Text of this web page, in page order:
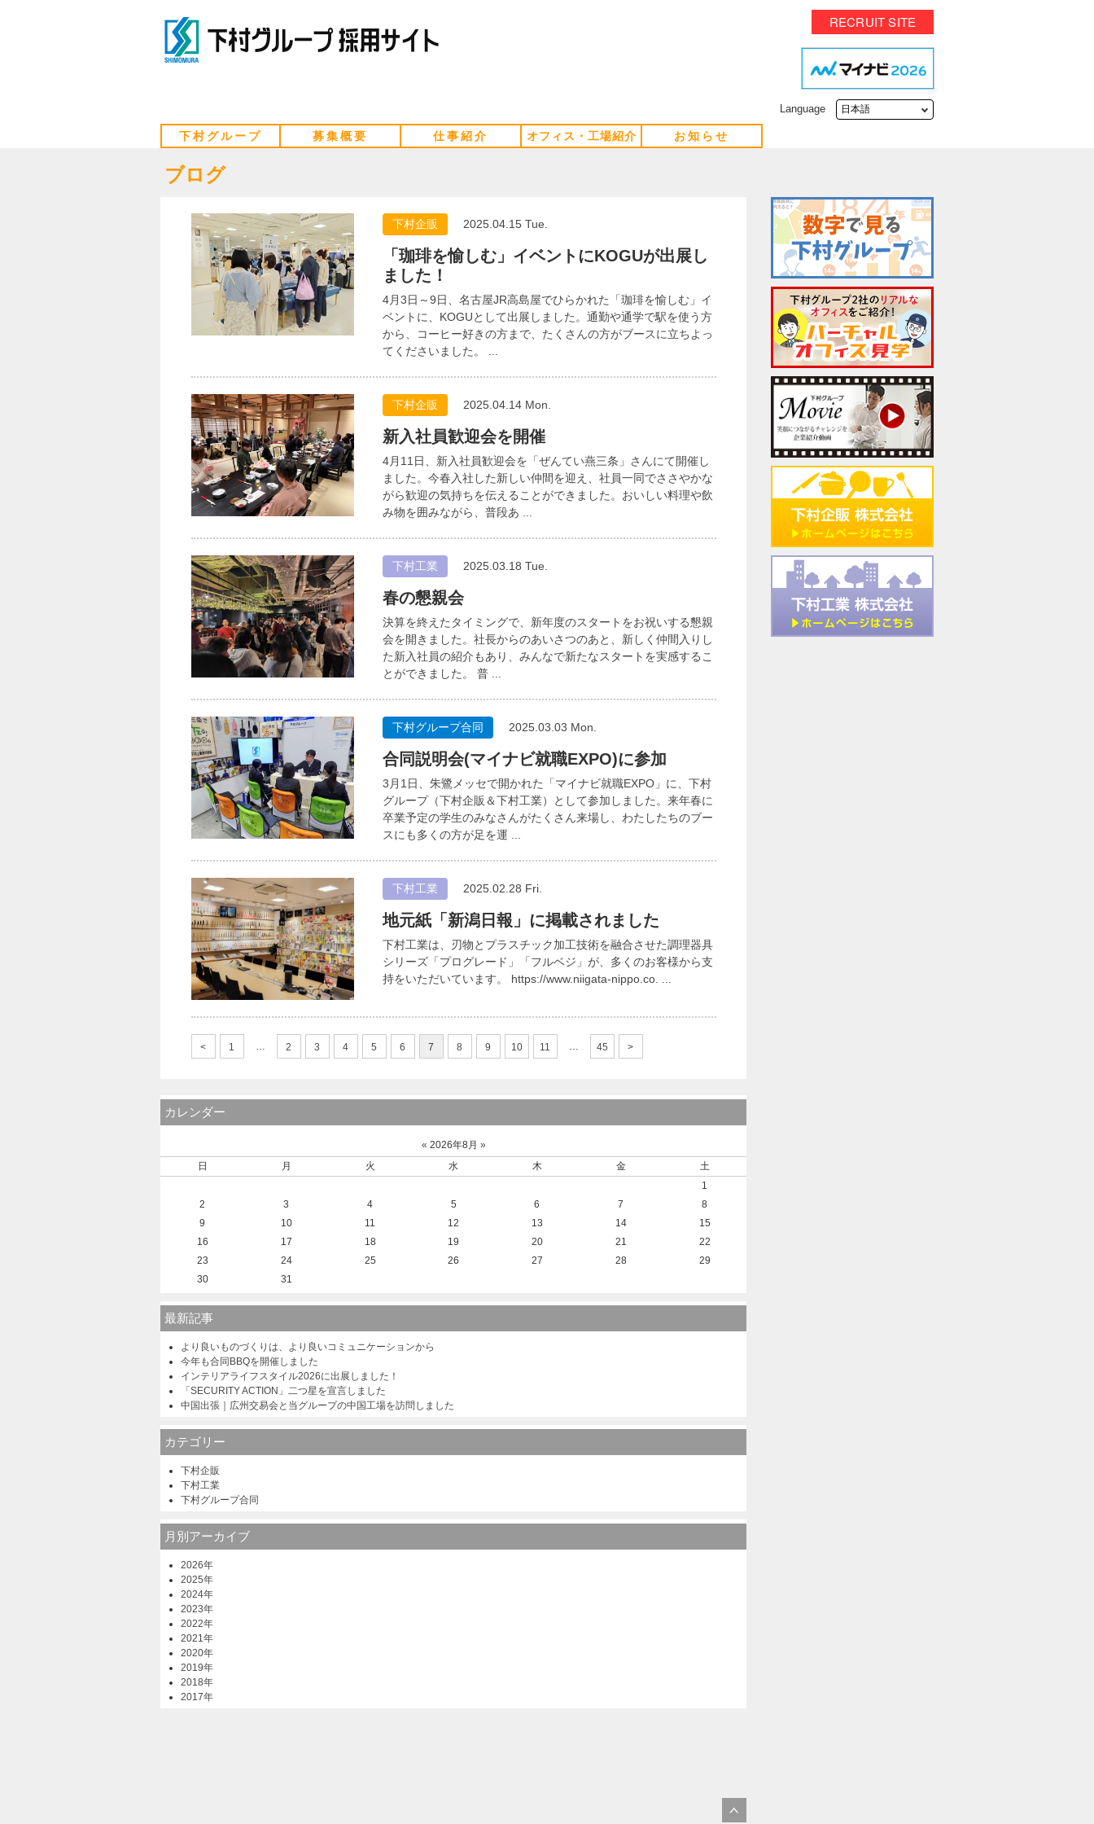
RECRUIT SITE
下村グループ 募集概要 仕事紹介 オフィス・工場紹介 お知らせ
Language
ブログ
下村企販 2025.04.15 Tue.
「珈琲を愉しむ」イベントにKOGUが出展し
ました！
4月3日～9日、名古屋JR高島屋でひらかれた「珈琲を愉しむ」イ
ベントに、KOGUとして出展しました。通勤や通学で駅を使う方
から、コーヒー好きの方まで、たくさんの方がブースに立ちよっ
てくださいました。 ...
下村企販 2025.04.14 Mon.
新入社員歓迎会を開催
4月11日、新入社員歓迎会を「ぜんてい燕三条」さんにて開催し
ました。今春入社した新しい仲間を迎え、社員一同でささやかな
がら歓迎の気持ちを伝えることができました。おいしい料理や飲
み物を囲みながら、普段あ ...
下村工業 2025.03.18 Tue.
春の懇親会
決算を終えたタイミングで、新年度のスタートをお祝いする懇親
会を開きました。社長からのあいさつのあと、新しく仲間入りし
た新入社員の紹介もあり、みんなで新たなスタートを実感するこ
とができました。 普 ...
下村グループ合同 2025.03.03 Mon.
合同説明会(マイナビ就職EXPO)に参加
3月1日、朱鷺メッセで開かれた「マイナビ就職EXPO」に、下村
グループ（下村企販＆下村工業）として参加しました。来年春に
卒業予定の学生のみなさんがたくさん来場し、わたしたちのブー
スにも多くの方が足を運 ...
下村工業 2025.02.28 Fri.
地元紙「新潟日報」に掲載されました
下村工業は、刃物とプラスチック加工技術を融合させた調理器具
シリーズ「プログレード」「フルベジ」が、多くのお客様から支
持をいただいています。 https://www.niigata-nippo.co. ...
1 … 2 3 4 5 6 7 8 9 10 11 … 45
カレンダー
« 2026年8月 »
日
月 火 水 木 金
土
1
2
3 4 5 6 7
8
9
10 11 12 13 14
15
16
17 18 19 20 21
22
23
24 25 26 27 28
29
30
31
最新記事
より良いものづくりは、より良いコミュニケーションから
今年も合同BBQを開催しました
インテリアライフスタイル2026に出展しました！
「SECURITY ACTION」二つ星を宣言しました
中国出張｜広州交易会と当グループの中国工場を訪問しました
カテゴリー
下村企販
下村工業
下村グループ合同
月別アーカイブ
2026年
2025年
2024年
2023年
2022年
2021年
2020年
2019年
2018年
2017年